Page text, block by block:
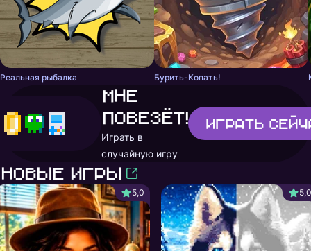
Реальная рыбалка Бурить-Копать!
Мне
повезёт!
Играть в
случайную игру
Играть
Новые игры
5,0 5,0